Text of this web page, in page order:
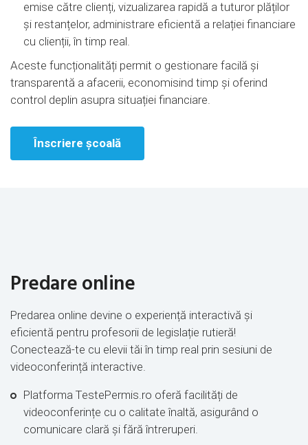
emise către clienți, vizualizarea rapidă a tuturor plăților
și restanțelor, administrare eficientă a relației financiare
cu clienții, în timp real.
Aceste funcționalități permit o gestionare facilă și
transparentă a afacerii, economisind timp și oferind
control deplin asupra situației financiare.
Înscriere școală
Predare online
Predarea online devine o experiență interactivă și
eficientă pentru profesorii de legislație rutieră!
Conectează-te cu elevii tăi în timp real prin sesiuni de
videoconferință interactive.
Platforma TestePermis.ro oferă facilități de
videoconferințe cu o calitate înaltă, asigurând o
comunicare clară și fără întreruperi.